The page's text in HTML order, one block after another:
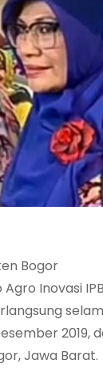
Bogor
Inovasi
2019,
Jawa Barat.